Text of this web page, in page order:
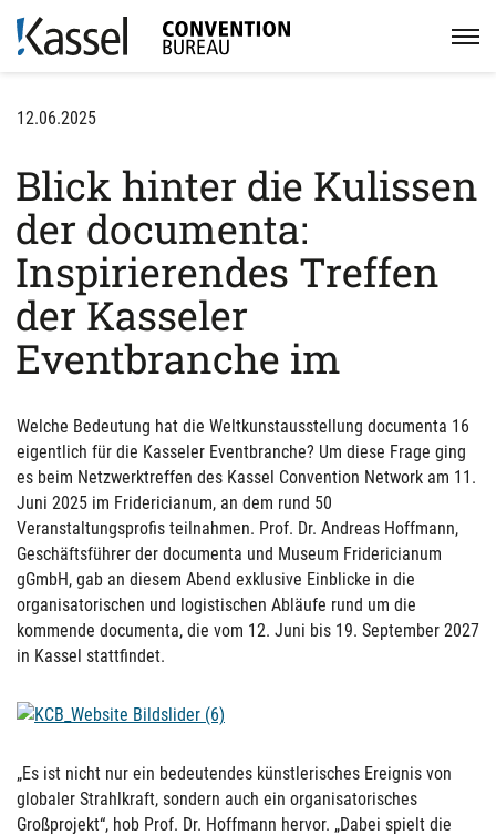
12.06.2025
Blick hinter die Kulissen
der documenta:
Inspirierendes Treffen
der Kasseler
Eventbranche im
Welche Bedeutung hat die Weltkunstausstellung documenta 16
eigentlich für die Kasseler Eventbranche? Um diese Frage ging
es beim Netzwerktreffen des Kassel Convention Network am 11.
Juni 2025 im Fridericianum, an dem rund 50
Veranstaltungsprofis teilnahmen. Prof. Dr. Andreas Hoffmann,
Geschäftsführer der documenta und Museum Fridericianum
gGmbH, gab an diesem Abend exklusive Einblicke in die
organisatorischen und logistischen Abläufe rund um die
kommende documenta, die vom 12. Juni bis 19. September 2027
in Kassel stattfindet.
„Es ist nicht nur ein bedeutendes künstlerisches Ereignis von
globaler Strahlkraft, sondern auch ein organisatorisches
Großprojekt“, hob Prof. Dr. Hoffmann hervor. „Dabei spielt die